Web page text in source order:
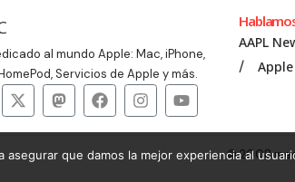
al mundo Apple: Mac, iPhone,
Servicios de Apple y más.
AAPL
© 2008
asegurar que damos la mejor experiencia al